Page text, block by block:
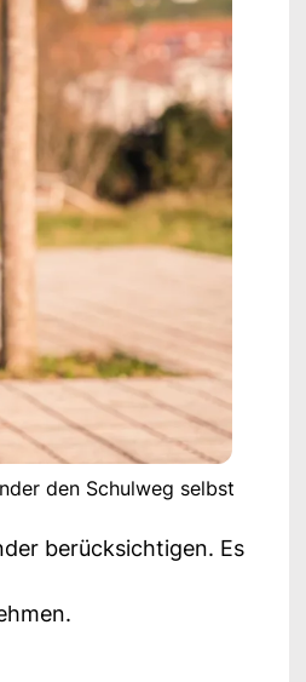
den Schulweg selbst
berücksichtigen. Es